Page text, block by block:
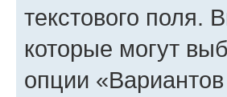
текстового поля.
которые могут
опции